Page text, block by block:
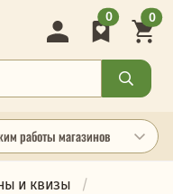
работы магазинов
0 0
и квизы